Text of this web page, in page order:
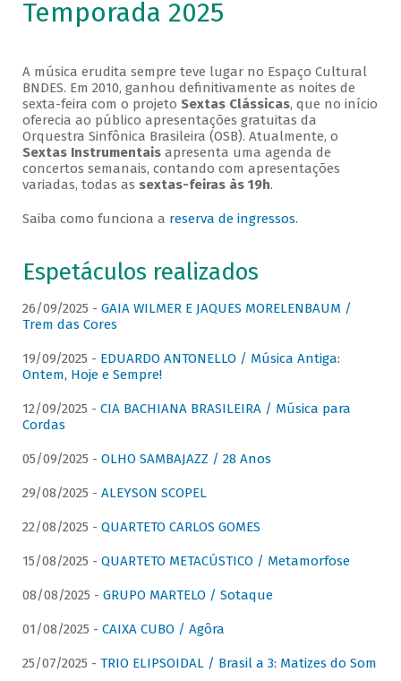
Temporada 2025
A música erudita sempre teve lugar no Espaço Cultural
BNDES. Em 2010, ganhou definitivamente as noites de
sexta-feira com o projeto Sextas Clássicas, que no início
oferecia ao público apresentações gratuitas da
Orquestra Sinfônica Brasileira (OSB). Atualmente, o
Sextas Instrumentaisapresenta uma agenda de
concertos semanais, contando com apresentações
variadas, todas as sextas-feiras às 19h.
Saiba como funciona a reserva de ingressos.
Espetáculos realizados
26/09/2025 - GAIA WILMER E JAQUES MORELENBAUM /
Trem das Cores
19/09/2025 - EDUARDO ANTONELLO / Música Antiga:
Ontem, Hoje e Sempre!
12/09/2025 - CIA BACHIANA BRASILEIRA / Música para
Cordas
05/09/2025 - OLHO SAMBAJAZZ / 28 Anos
29/08/2025 - ALEYSON SCOPEL
22/08/2025 - QUARTETO CARLOS GOMES
15/08/2025 - QUARTETO METACÚSTICO / Metamorfose
08/08/2025 - GRUPO MARTELO / Sotaque
01/08/2025 - CAIXA CUBO / Agôra
25/07/2025 - TRIO ELIPSOIDAL / Brasil a 3: Matizes do Som